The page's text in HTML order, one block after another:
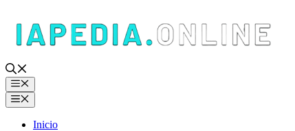
contenido
Menú
Menú
Inicio